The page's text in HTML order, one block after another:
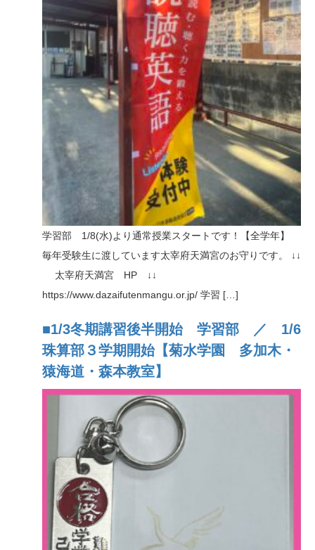
学習部 1/8(水)より通常授業スタートです！【全学年】
毎年受験生に渡しています太宰府天満宮のお守りです。 ↓↓
太宰府天満宮 HP ↓↓
https://www.dazaifutenmangu.or.jp/ 学習 […]
■1/3冬期講習後半開始 学習部 ／ 1/6
珠算部３学期開始【菊水学園 多加木・
猿海道・森本教室】